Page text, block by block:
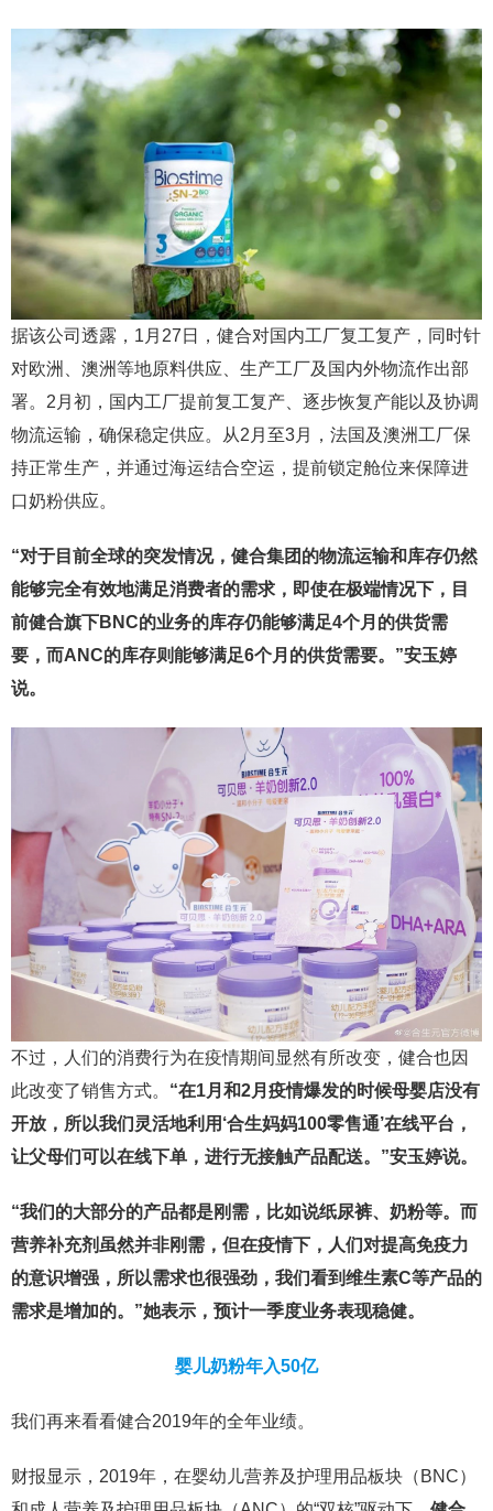
据该公司透露，1月27日，健合对国内工厂复工复产，同时针
对欧洲、澳洲等地原料供应、生产工厂及国内外物流作出部
署。2月初，国内工厂提前复工复产、逐步恢复产能以及协调
物流运输，确保稳定供应。从2月至3月，法国及澳洲工厂保
持正常生产，并通过海运结合空运，提前锁定舱位来保障进
口奶粉供应。
“对于目前全球的突发情况，健合集团的物流运输和库存仍然
能够完全有效地满足消费者的需求，即使在极端情况下，目
前健合旗下BNC的业务的库存仍能够满足4个月的供货需
要，而ANC的库存则能够满足6个月的供货需要。”安玉婷
说。
不过，人们的消费行为在疫情期间显然有所改变，健合也因
此改变了销售方式。 “在1月和2月疫情爆发的时候母婴店没有
开放，所以我们灵活地利用‘合生妈妈100零售通’在线平台，
让父母们可以在线下单，进行无接触产品配送。”安玉婷说。
“我们的大部分的产品都是刚需，比如说纸尿裤、奶粉等。而
营养补充剂虽然并非刚需，但在疫情下，人们对提高免疫力
的意识增强，所以需求也很强劲，我们看到维生素C等产品的
需求是增加的。”她表示，预计一季度业务表现稳健。
婴儿奶粉年入50亿
我们再来看看健合2019年的全年业绩。
财报显示，2019年，在婴幼儿营养及护理用品板块（BNC）